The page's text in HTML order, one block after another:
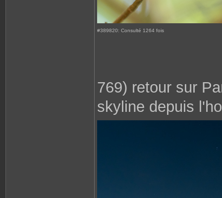
#389820: Consulté 1264 fois
769) retour sur
skyline depuis